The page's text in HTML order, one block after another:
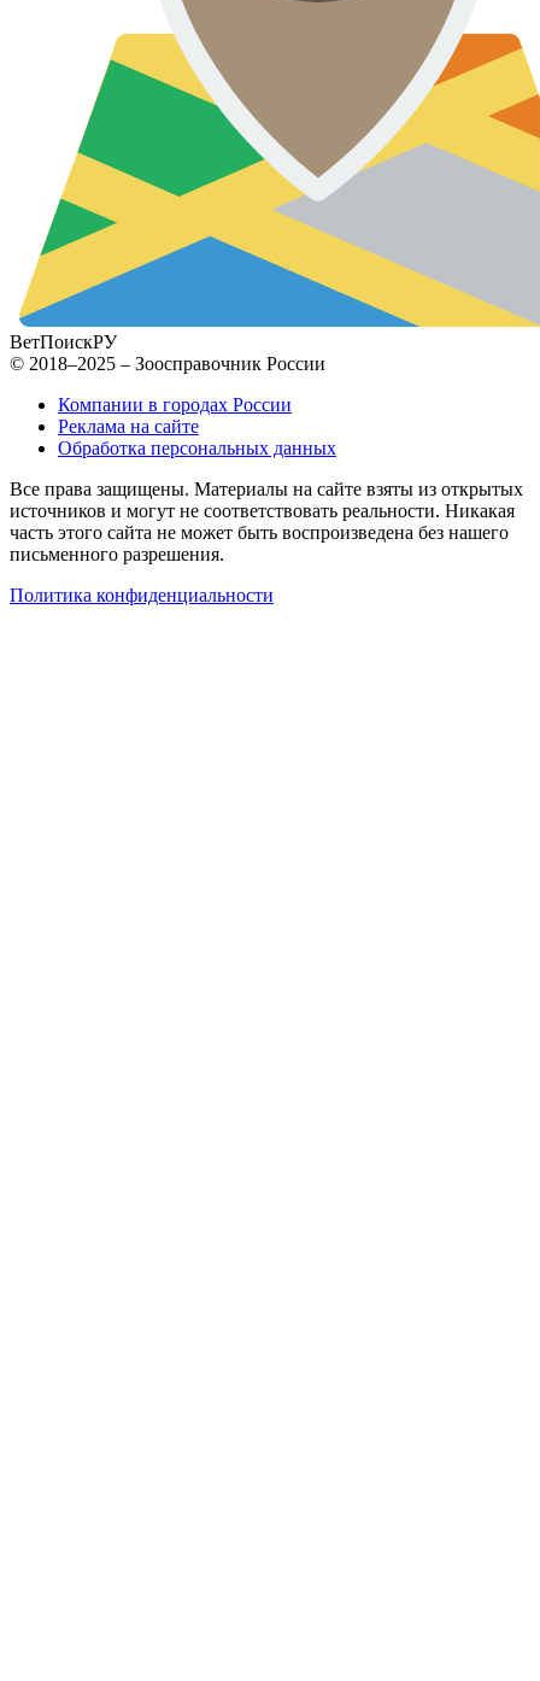
ВетПоискРУ
© 2018–2025 – Зоосправочник России
Компании в городах России
Реклама на сайте
Обработка персональных данных
Все права защищены. Материалы на сайте взяты из открытых
источников и могут не соответствовать реальности. Никакая
часть этого сайта не может быть воспроизведена без нашего
письменного разрешения.
Политика конфиденциальности